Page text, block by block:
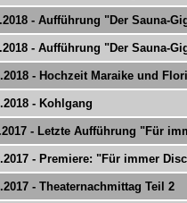
- Aufführung "Der Sauna-
- Aufführung "Der Sauna-
- Hochzeit Maraike und
- Kohlgang
- Letzte Aufführung "Für
- Premiere: "Für immer
- Theaternachmittag Teil 2